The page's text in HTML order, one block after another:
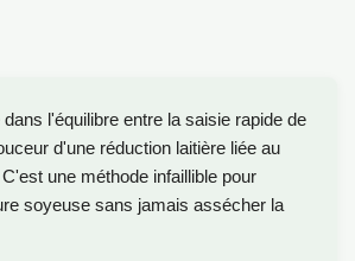
l'équilibre entre la saisie rapide de
d'une réduction laitière liée au
une méthode infaillible pour
soyeuse sans jamais assécher la